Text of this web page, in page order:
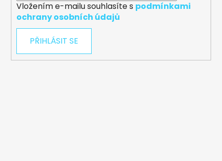
Vložením e-mailu souhlasíte s podmínkami
ochrany osobních údajů
PŘIHLÁSIT SE